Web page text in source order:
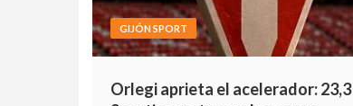
GIJÓN SPORT
Orlegi aprieta el acelerador: